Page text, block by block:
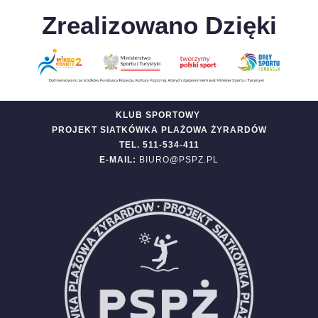
Zrealizowano Dzięki
KLUB SPORTOWY
PROJEKT SIATKÓWKA PLAŻOWA ŻYRARDÓW
TEL. 511-534-411
E-MAIL: BIURO@PSPZ.PL